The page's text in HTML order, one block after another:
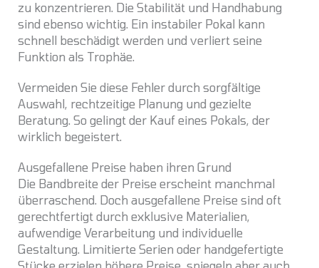
zu konzentrieren. Die Stabilität und Handhabung
sind ebenso wichtig. Ein instabiler Pokal kann
schnell beschädigt werden und verliert seine
Funktion als Trophäe.
Vermeiden Sie diese Fehler durch sorgfältige
Auswahl, rechtzeitige Planung und gezielte
Beratung. So gelingt der Kauf eines Pokals, der
wirklich begeistert.
Ausgefallene Preise haben ihren Grund
Die Bandbreite der Preise erscheint manchmal
überraschend. Doch ausgefallene Preise sind oft
gerechtfertigt durch exklusive Materialien,
aufwendige Verarbeitung und individuelle
Gestaltung. Limitierte Serien oder handgefertigte
Stücke erzielen höhere Preise, spiegeln aber auch